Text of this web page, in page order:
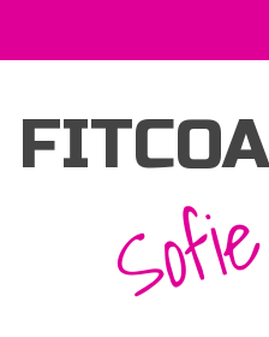
Sofie